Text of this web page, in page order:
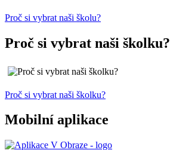
Proč si vybrat naši školu?
Proč si vybrat naši školku?
Proč si vybrat naši školku?
Mobilní aplikace